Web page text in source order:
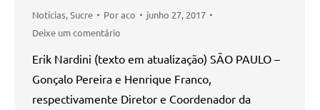
Notícias,Sucre Poraco
junho 27, 2017
Deixe um comentário
Erik Nardini (texto em atualização) SÃO PAULO –
Gonçalo Pereira e Henrique Franco,
respectivamente Diretor e Coordenador da